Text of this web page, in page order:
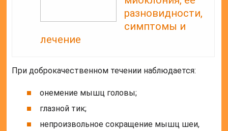
разновидности,
симптомы и
лечение
При доброкачественном течении наблюдается:
онемение мышц головы;
глазной тик;
непроизвольное сокращение мышц шеи,